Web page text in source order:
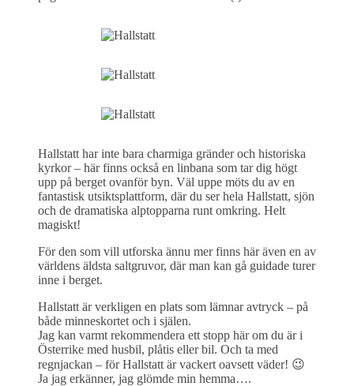
Hallstatt har inte bara charmiga gränder och historiska
kyrkor – här finns också en linbana som tar dig högt
upp på berget ovanför byn. Väl uppe möts du av en
fantastisk utsiktsplattform, där du ser hela Hallstatt, sjön
och de dramatiska alptopparna runt omkring. Helt
magiskt!
För den som vill utforska ännu mer finns här även en av
världens äldsta saltgruvor, där man kan gå guidade turer
inne i berget.
Hallstatt är verkligen en plats som lämnar avtryck – på
både minneskortet och i själen.
Jag kan varmt rekommendera ett stopp här om du är i
Österrike med husbil, plåtis eller bil. Och ta med
regnjackan – för Hallstatt är vackert oavsett väder! 😉
Ja jag erkänner, jag glömde min hemma….